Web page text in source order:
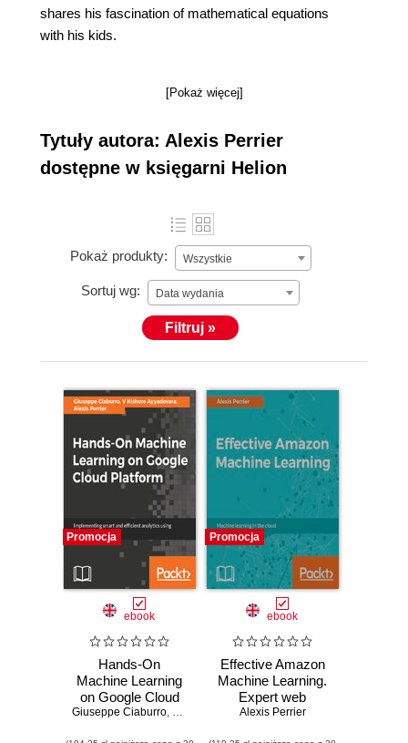
shares his fascination of mathematical equations
with his kids.
[Pokaż więcej]
Tytuły autora: Alexis Perrier
dostępne w księgarni Helion
Pokaż produkty: Wszystkie
Sortuj wg: Data wydania
Filtruj »
Promocja
ebook
Hands-On
Machine Learning
on Google Cloud
Platform.
Giuseppe Ciaburro, V Kishore Ayyadevara,Alexis Perrier
Promocja
ebook
Effective Amazon
Machine Learning.
Expert web
services for
Alexis Perrier